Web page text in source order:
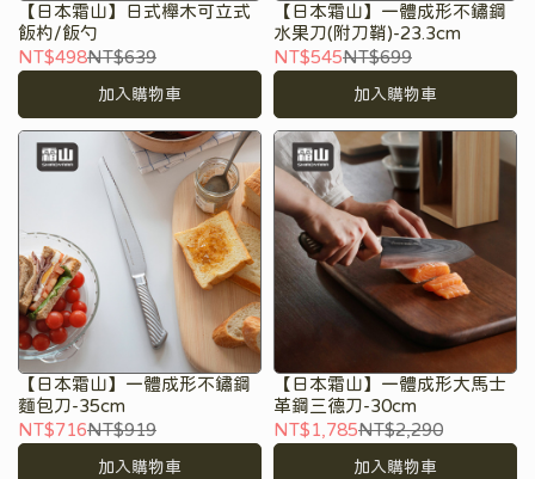
【日本霜山】日式櫸木可立式
飯杓/飯勺
NT$498NT$639
加入購物車
【日本霜山】一體成形不鏽鋼
水果刀(附刀鞘)-23.3cm
NT$545NT$699
加入購物車
【日本霜山】一體成形不鏽鋼
麵包刀-35cm
NT$716NT$919
加入購物車
【日本霜山】一體成形大馬士
革鋼三德刀-30cm
NT$1,785NT$2,290
加入購物車